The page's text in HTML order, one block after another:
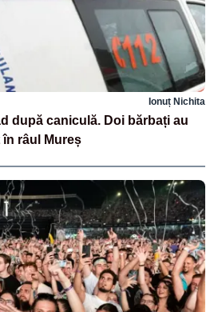
Ionuț Nichita
după caniculă. Doi bărbați au
râul Mureș